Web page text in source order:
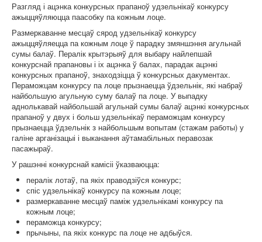
Разгляд і ацэнка конкурсных прапаноў удзельнікаў конкурсу
ажыццяўляюцца паасобку па кожным лоце.
Размеркаванне месцаў сярод удзельнікаў конкурсу
ажыццяўляецца па кожным лоце ў парадку змяншэння агульнай
сумы балаў. Пералік крытэрыяў для выбару найлепшай
конкурснай прапановы і іх ацэнка ў балах, парадак ацэнкі
конкурсных прапаноў, знаходзіцца ў конкурсных дакументах.
Пераможцам конкурсу па лоце прызнаецца ўдзельнік, які набраў
найбольшую агульную суму балаў па лоце. У выпадку
аднолькавай найбольшай агульнай сумы балаў ацэнкі конкурсных
прапаноў у двух і больш удзельнікаў пераможцам конкурсу
прызнаецца ўдзельнік з найбольшым вопытам (стажам работы) у
галіне арганізацыі і выканання аўтамабільных перавозак
пасажыраў.
У рашэнні конкурснай камісіі ўказваюцца:
пералік лотаў, па якіх праводзіўся конкурс;
спіс удзельнікаў конкурсу па кожным лоце;
размеркаванне месцаў паміж удзельнікамі конкурсу па
кожным лоце;
пераможца конкурсу;
прычыны, па якіх конкурс па лоце не адбыўся.